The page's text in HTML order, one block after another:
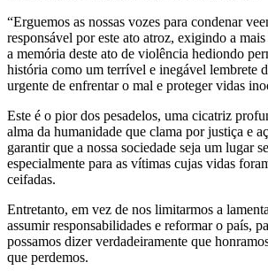
“Erguemos as nossas vozes para condenar
responsável por este ato atroz, exigindo a
a memória deste ato de violência hediondo
história como um terrível e inegável lembrete
urgente de enfrentar o mal e proteger vidas
Este é o pior dos pesadelos, uma cicatriz
alma da humanidade que clama por justiça e
garantir que a nossa sociedade seja um lugar
especialmente para as vítimas cujas vidas
ceifadas.
Entretanto, em vez de nos limitarmos a
assumir responsabilidades e reformar o país,
possamos dizer verdadeiramente que
que perdemos.